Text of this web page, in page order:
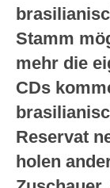
Stamm
mehr die
CDs
Reservat
holen